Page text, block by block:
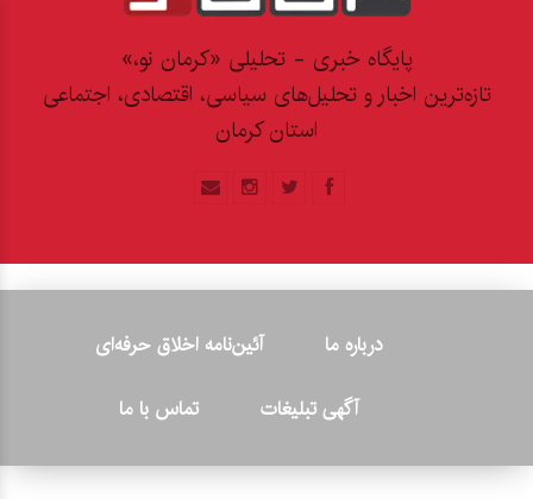
پایگاه خبری - تحلیلی «کرمان نو،»
تازه‌ترین اخبار و تحلیل‌های سیاسی، اقتصادی، اجتماعی
استان کرمان
درباره ما
آئین‌نامه اخلاق حرفه‌ای
آگهی تبلیغات
تماس با ما